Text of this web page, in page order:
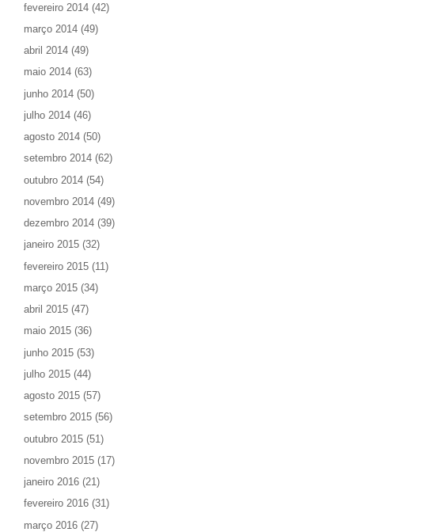
fevereiro 2014 (42)
março 2014 (49)
abril 2014 (49)
maio 2014 (63)
junho 2014 (50)
julho 2014 (46)
agosto 2014 (50)
setembro 2014 (62)
outubro 2014 (54)
novembro 2014 (49)
dezembro 2014 (39)
janeiro 2015 (32)
fevereiro 2015 (11)
março 2015 (34)
abril 2015 (47)
maio 2015 (36)
junho 2015 (53)
julho 2015 (44)
agosto 2015 (57)
setembro 2015 (56)
outubro 2015 (51)
novembro 2015 (17)
janeiro 2016 (21)
fevereiro 2016 (31)
março 2016 (27)